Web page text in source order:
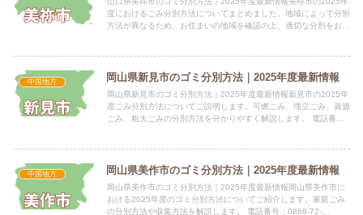
度におけるごみ分別方法についてまとめました。地域によって分別
方法が異なるため、お住まいの地域を確認の上、適切な分別をお願
中国地方 岡山県新見市のゴミ分別方法｜2025年度最新情報
岡山県新見市のゴミ分別方法｜2025年度最新情報新見市の2025年
度ごみ分別方法についてご説明します。可燃ごみ、埋立ごみ、資源
ごみ、粗大ごみの分別方法を分かりやすく解説します。 電話番
中国地方 岡山県美作市のゴミ分別方法｜2025年度最新情報
岡山県美作市のゴミ分別方法｜2025年度最新情報岡山県美作市に
おける2025年度のゴミ分別方法についてご紹介します。家庭ごみ
の分別方法や収集方法を解説します。 電話番号：0868-72-